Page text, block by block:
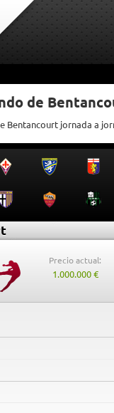
de
Bentancourt jornada a
Precio actual:
1.000.000 €